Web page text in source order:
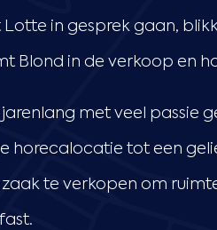
Lotte in gesprek gaan,
Blond in de verkoop en
met veel passie
horecalocatie tot een
zaak te verkopen om